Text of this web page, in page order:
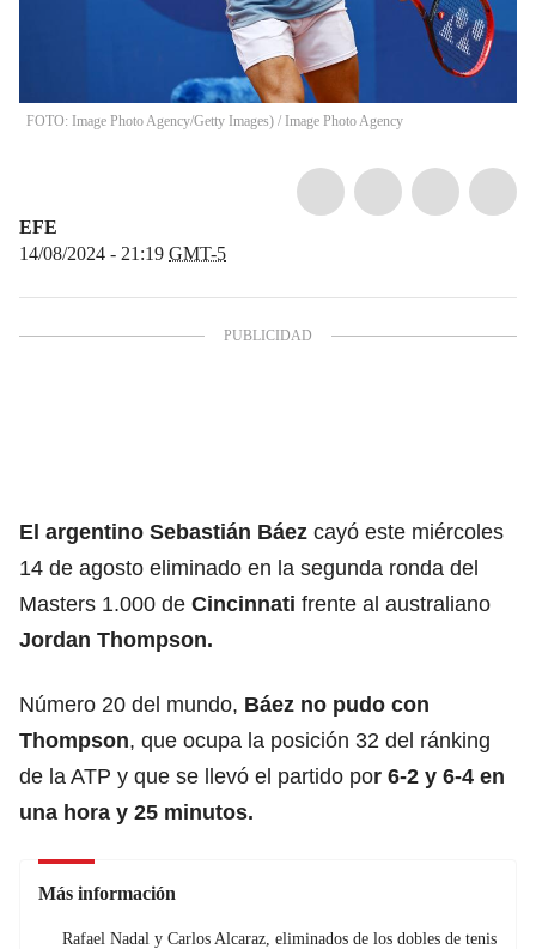
FOTO: Image Photo Agency/Getty Images) / Image Photo Agency
EFE
14/08/2024 - 21:19 GMT-5
El argentino Sebastián Báez cayó este miércoles
14 de agosto eliminado en la segunda ronda del
Masters 1.000 de Cincinnati frente al australiano
Jordan Thompson.
Número 20 del mundo, Báez no pudo con
Thompson, que ocupa la posición 32 del ránking
de la ATP y que se llevó el partido por 6-2 y 6-4 en
una hora y 25 minutos.
Más información
Rafael Nadal y Carlos Alcaraz, eliminados de los dobles de tenis